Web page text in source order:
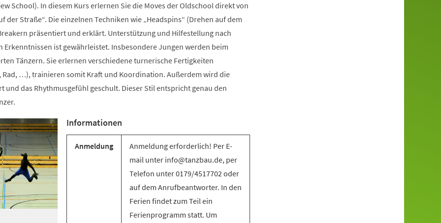
School). In diesem Kurs erlernen Sie die Moves der Oldschool direkt von
der Straße“. Die einzelnen Techniken wie „Headspins“ (Drehen auf dem
präsentiert und erklärt. Unterstützung und Hilfestellung nach
ist gewährleistet. Insbesondere Jungen werden beim
Tänzern. Sie erlernen verschiedene turnerische Fertigkeiten
Rad, …), trainieren somit Kraft und Koordination. Außerdem wird die
und das Rhythmusgefühl geschult. Dieser Stil entspricht genau den
Informationen
Anmeldung
Anmeldung erforderlich! Per E-
mail unter info@tanzbau.de, per
Telefon unter 0179/4517702 oder
auf dem Anrufbeantworter. In den
Ferien findet zum Teil ein
Ferienprogramm statt. Um